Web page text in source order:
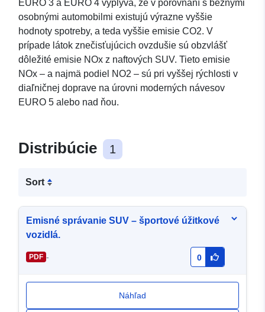
EURO 3 a EURO 4 vyplýva, že v porovnaní s bežnými
osobnými automobilmi existujú výrazne vyššie
hodnoty spotreby, a teda vyššie emisie CO2. V
prípade látok znečisťujúcich ovzdušie sú obzvlášť
dôležité emisie NOx z naftových SUV. Tieto emisie
NOx – a najmä podiel NO2 – sú pri vyššej rýchlosti v
diaľničnej doprave na úrovni moderných návesov
EURO 5 alebo nad ňou.
Distribúcie 1
Sort
Emisné správanie SUV – športové úžitkové
vozidlá.
PDF - 0
Náhľad